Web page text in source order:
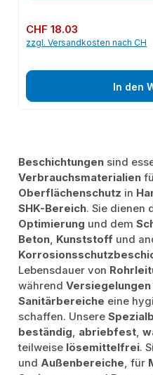
Blechdächern, zum Abdichten und
Ausführen von “Notreparaturen”
Regulärer Preis:
CHF 18.03
zzgl. Versandkosten nach CH
In den
Beschichtungen sind
Verbrauchsmaterialien
Oberflächenschutz in
SHK-Bereich. Sie dienen
Optimierung und dem
Beton Kunststoff und
Lebensdauer von
währendVersiegelungen
Sanitärbereiche eine
schaffen. Unsere
beständig
abriebfest ,
teilweise lösemittelfrei.
und Außenbereiche , für